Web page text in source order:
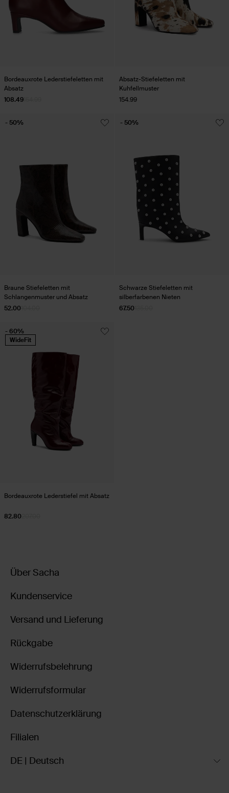
Bordeauxrote Lederstiefeletten mit
Absatz
108.49
Absatz-Stiefeletten mit
Kuhfellmuster
154.99
Braune Stiefeletten mit
Schlangenmuster und Absatz
52.00
- 50%
Schwarze Stiefeletten mit
silberfarbenen Nieten
67.50
- 50%
Bordeauxrote Lederstiefel mit Absatz
82.80
- 60%
WideFit
Über Sacha
Kundenservice
Versand und Lieferung
Rückgabe
Widerrufsbelehrung
Widerrufsformular
Datenschutzerklärung
Filialen
DE | Deutsch